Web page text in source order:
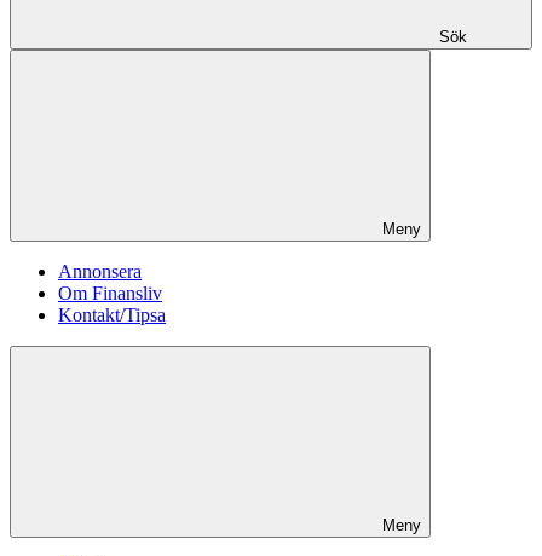
Sök
Meny
Annonsera
Om Finansliv
Kontakt/Tipsa
Meny